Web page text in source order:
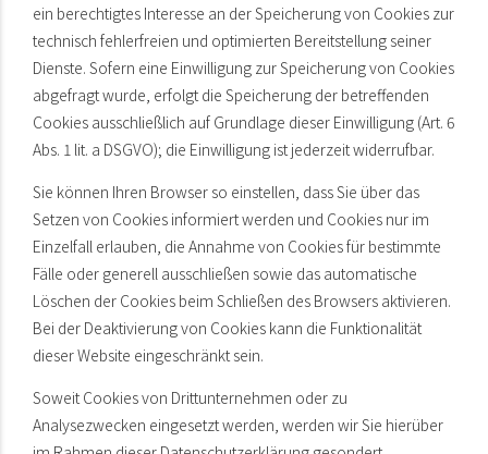
ein berechtigtes Interesse an der Speicherung von Cookies zur
technisch fehlerfreien und optimierten Bereitstellung seiner
Dienste. Sofern eine Einwilligung zur Speicherung von Cookies
abgefragt wurde, erfolgt die Speicherung der betreffenden
Cookies ausschließlich auf Grundlage dieser Einwilligung (Art. 6
Abs. 1 lit. a DSGVO); die Einwilligung ist jederzeit widerrufbar.
Sie können Ihren Browser so einstellen, dass Sie über das
Setzen von Cookies informiert werden und Cookies nur im
Einzelfall erlauben, die Annahme von Cookies für bestimmte
Fälle oder generell ausschließen sowie das automatische
Löschen der Cookies beim Schließen des Browsers aktivieren.
Bei der Deaktivierung von Cookies kann die Funktionalität
dieser Website eingeschränkt sein.
Soweit Cookies von Drittunternehmen oder zu
Analysezwecken eingesetzt werden, werden wir Sie hierüber